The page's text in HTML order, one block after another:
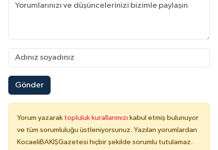
Gönder
Yorum yazarak topluluk kurallarımızı kabul etmiş bulunuyor
ve tüm sorumluluğu üstleniyorsunuz. Yazılan yorumlardan
KocaeliBAKIŞGazetesi hiçbir şekilde sorumlu tutulamaz.